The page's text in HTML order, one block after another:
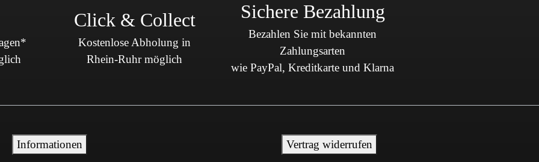
Click & Collect
Kostenlose Abholung in
Rhein-Ruhr möglich
Sichere Bezahlung
Bezahlen Sie mit bekannten
Zahlungsarten
wie PayPal, Kreditkarte und Klarna
Informationen Vertrag widerrufen